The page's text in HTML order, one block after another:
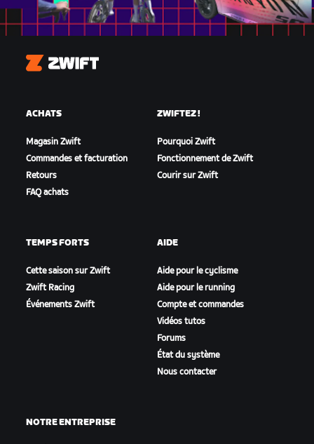
Zwift
ACHATS
Magasin Zwift
Commandes et facturation
Retours
FAQ achats
ZWIFTEZ !
Pourquoi Zwift
Fonctionnement de Zwift
Courir sur Zwift
TEMPS FORTS
Cette saison sur Zwift
Zwift Racing
Événements Zwift
AIDE
Aide pour le cyclisme
Aide pour le running
Compte et commandes
Vidéos tutos
Forums
État du système
Nous contacter
NOTRE ENTREPRISE